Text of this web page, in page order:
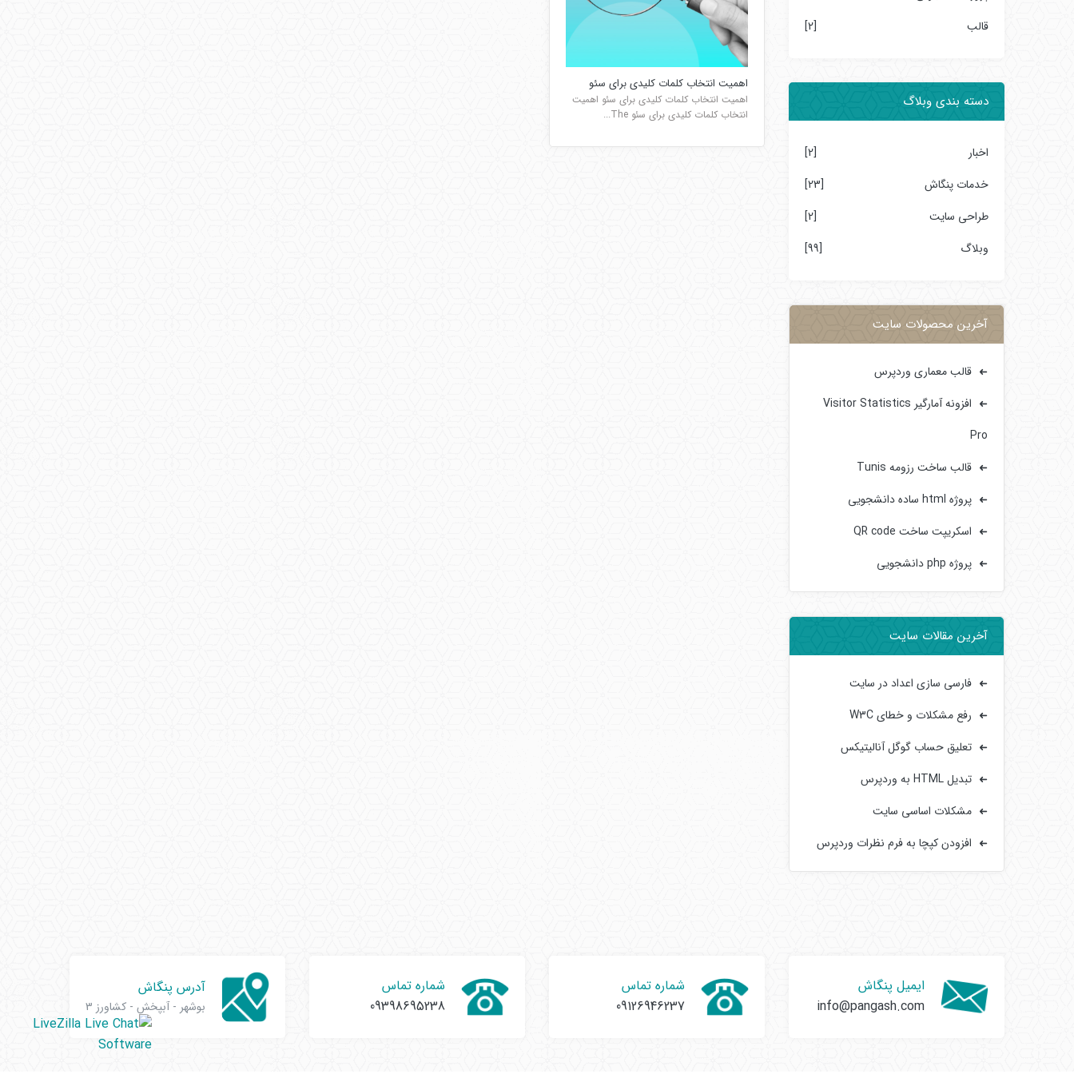
قالب
[2]
دسته بندی وبلاگ
اخبار
[2]
خدمات پنگاش
[23]
طراحی سایت
[2]
وبلاگ
[99]
آخرین محصولات سایت
قالب معماری وردپرس
افزونه آمارگیر Visitor Statistics
Pro
قالب ساخت رزومه Tunis
پروژه html ساده دانشجویی
اسکریپت ساخت QR code
پروژه php دانشجویی
آخرین مقالات سایت
فارسی سازی اعداد در سایت
رفع مشکلات و خطای W3C
تعلیق حساب گوگل آنالیتیکس
تبدیل HTML به وردپرس
مشکلات اساسی سایت‌
افزودن کپچا به فرم‌ نظرات وردپرس
اهمیت انتخاب کلمات کلیدی برای سئو
اهمیت انتخاب کلمات کلیدی برای سئو اهمیت
انتخاب کلمات کلیدی برای سئو The...
ایمیل پنگاش
info@pangash.com
شماره تماس
09126946237
شماره تماس
09398695238
آدرس پنگاش
بوشهر - آبپخش - کشاورز 3